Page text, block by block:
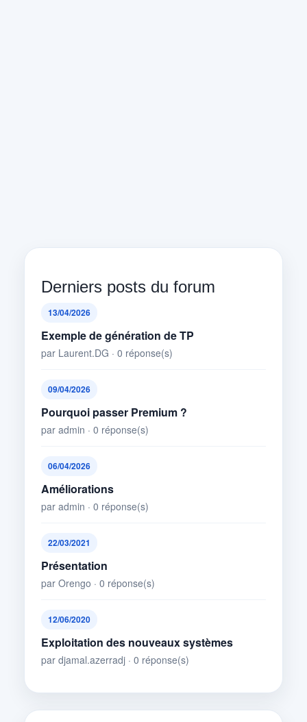
Derniers posts du forum
13/04/2026
Exemple de génération de TP
par Laurent.DG · 0 réponse(s)
09/04/2026
Pourquoi passer Premium ?
par admin · 0 réponse(s)
06/04/2026
Améliorations
par admin · 0 réponse(s)
22/03/2021
Présentation
par Orengo · 0 réponse(s)
12/06/2020
Exploitation des nouveaux systèmes
par djamal.azerradj · 0 réponse(s)